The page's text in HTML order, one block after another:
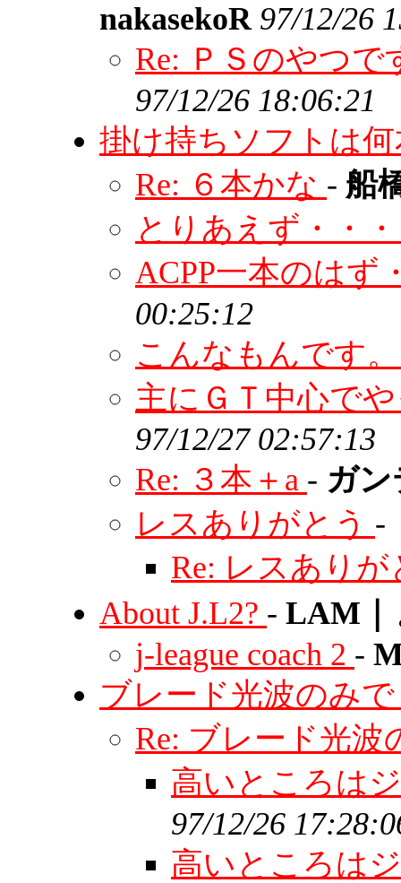
nakasekoR 97/12/26
Re: ＰＳのやつ
97/12/26 18:06:21
掛け持ちソフトは
Re: ６本かな - 船
とりあえず・・
ACPP一本のはず
00:25:12
こんなもんです
主にＧＴ中心で
97/12/27 02:57:13
Re: ３本＋a - ガ
レスありがとう -
Re: レスあり
About J.L2? - LAM
j-league coach 2 -
ブレード光波のみ
Re: ブレード光
高いところは
97/12/26
高いところは